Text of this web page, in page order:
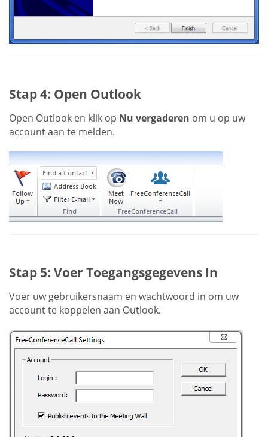
Stap 4: Open Outlook
Open Outlook en klik op Nu vergaderen om u op uw
account aan te melden.
Stap 5: Voer Toegangsgegevens In
Voer uw gebruikersnaam en wachtwoord in om uw
account te koppelen aan Outlook.